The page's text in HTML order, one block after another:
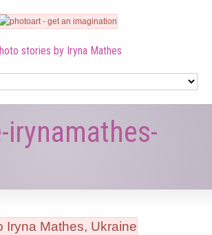
stories by Iryna Mathes
irynamathes-